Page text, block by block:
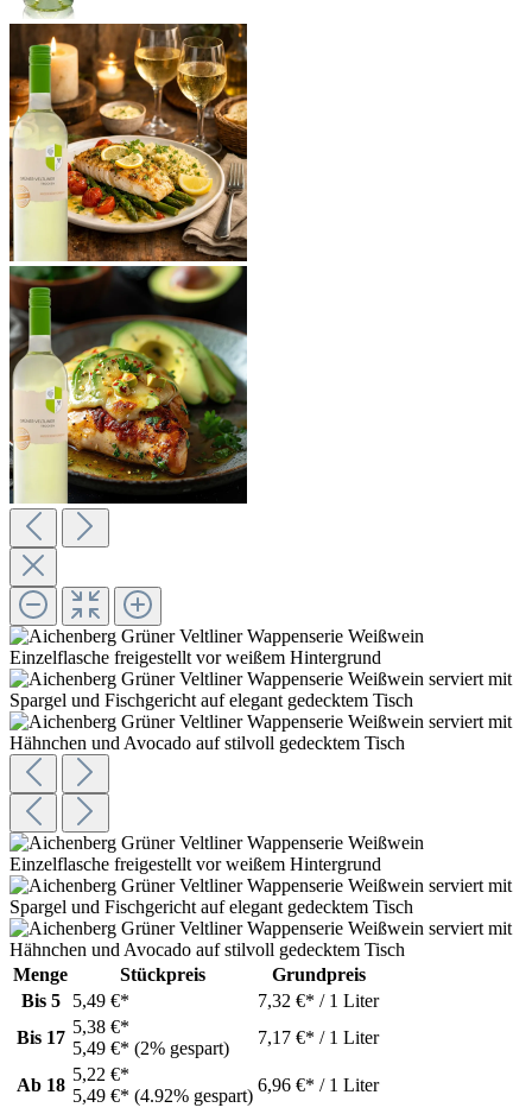
Menge Stückpreis
Grundpreis
Bis 5 5,49 €*
7,32 €* / 1 Liter
Bis 17
5,38 €*
5,49 €* (2% gespart)
7,17 €* / 1 Liter
Ab 18
5,22 €*
5,49 €* (4.92% gespart)
6,96 €* / 1 Liter